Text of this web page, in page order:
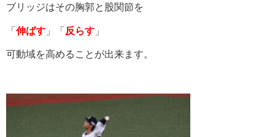
ブリッジはその胸郭と股関節を
「伸ばす 」「反らす 」
可動域を高めることが出来ます。